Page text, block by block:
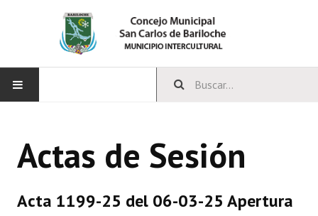
CONCEJO
Actas de Sesión
Acta 1199-25 del 06-03-25 Apertura